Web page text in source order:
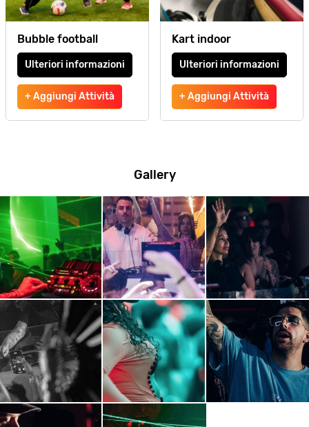
Bubble football
Ulteriori informazioni
+ Aggiungi Attività
Kart indoor
Ulteriori informazioni
+ Aggiungi Attività
Gallery